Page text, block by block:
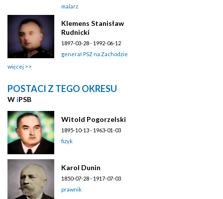
malarz
Klemens Stanisław
Rudnicki
1897-03-28 - 1992-06-12
generał PSZ na Zachodzie
więcej
POSTACI Z TEGO OKRESU
W iPSB
Witold Pogorzelski
1895-10-13 - 1963-01-03
fizyk
Karol Dunin
1850-07-28 - 1917-07-03
prawnik